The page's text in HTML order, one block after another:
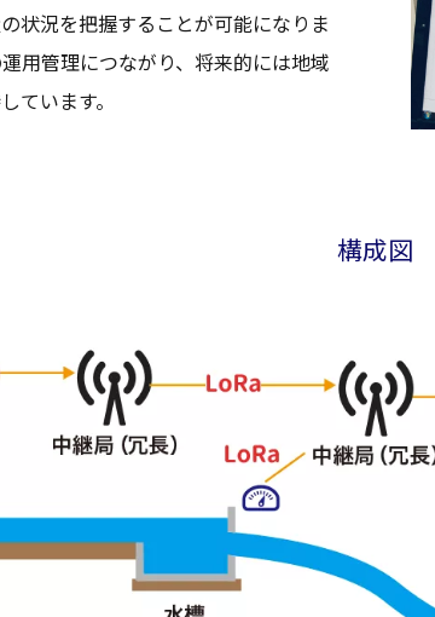
の状況を把握することが可能になりま
運用管理につながり、 将来的には地域
しています。
構成図